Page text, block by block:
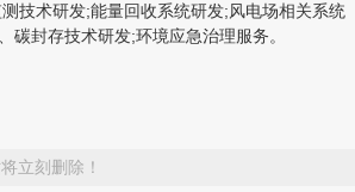
技术研发;能量回收系统研发;风电场相关系统
封存技术研发;环境应急治理服务。
立刻删除！